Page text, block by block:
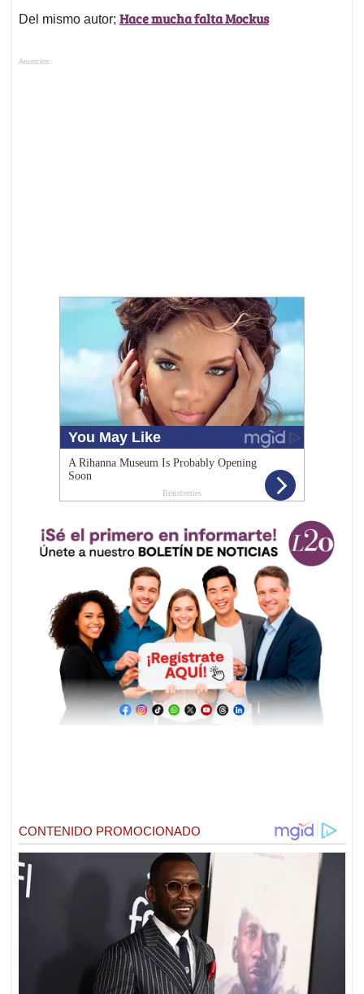
Del mismo autor; Hace mucha falta Mockus
Anuncios.